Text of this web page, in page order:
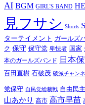
AI BGM GIRL'S BAND
見フサシ Shorts
ターテイメント ガールズ
ク 保守 保守党 卑怯者 国家
本のガールズバンド
日本
百田直樹 石破茂 破滅チャン
党保守 自民党総裁戦 自由民
山あかり 高市 高市早苗